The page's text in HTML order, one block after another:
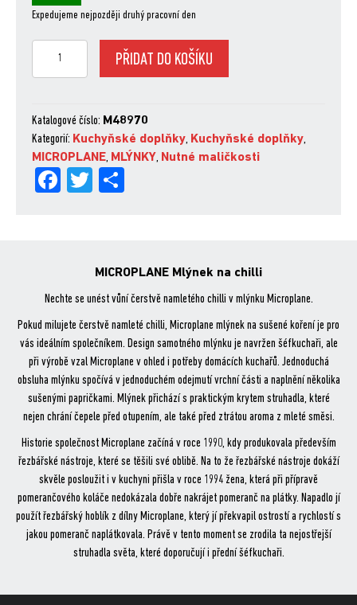
Expedujeme nejpozději druhý pracovní den
množství
PŘIDAT DO KOŠÍKU
Katalogové číslo: M48970
Kategorií: Kuchyňské doplňky, Kuchyňské doplňky,
MICROPLANE, MLÝNKY, Nutné maličkosti
Fa
Tw
MICROPLANE Mlýnek na chilli
Nechte se unést vůní čerstvě namletého chilli v mlýnku Microplane.
Pokud milujete čerstvě namleté chilli, Microplane mlýnek na sušené koření je pro
vás ideálním společníkem. Design samotného mlýnku je navržen šéfkuchaři, ale
při výrobě vzal Microplane v ohled i potřeby domácích kuchařů. Jednoduchá
obsluha mlýnku spočívá v jednoduchém odejmutí vrchní části a naplnění několika
sušenými papričkami. Mlýnek přichází s praktickým krytem struhadla, které
nejen chrání čepele před otupením, ale také před ztrátou aroma z mleté směsi.
Historie společnost Microplane začíná v roce 1990, kdy produkovala především
řezbářské nástroje, které se těšili své oblibě. Na to že řezbářské nástroje dokáží
skvěle posloužit i v kuchyni přišla v roce 1994 žena, která při přípravě
pomerančového koláče nedokázala dobře nakrájet pomeranč na plátky. Napadlo jí
použít řezbářský hoblík z dílny Microplane, který jí překvapil ostrostí a rychlostí s
jakou pomeranč naplátkovala. Právě v tento moment se zrodila ta nejostřejší
struhadla světa, které doporučují i přední šéfkuchaři.